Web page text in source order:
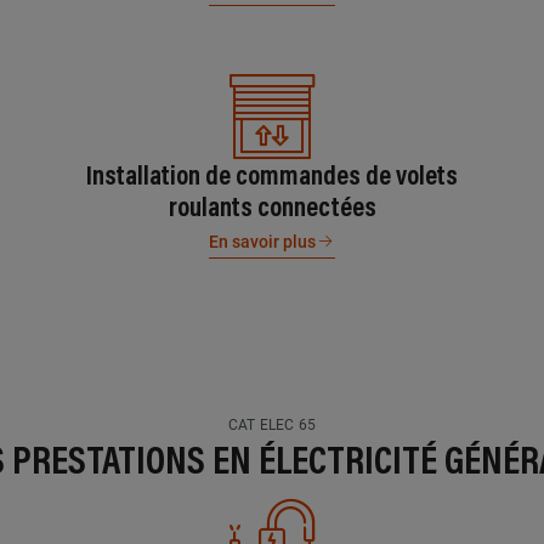
Installation de commandes de volets
roulants connectées
En savoir plus
CAT ELEC 65
PRESTATIONS EN ÉLECTRICITÉ